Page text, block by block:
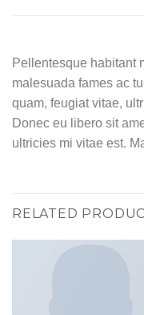
Pellentesque habitant
malesuada fames ac
quam, feugiat vitae,
Donec eu libero sit
ultricies mi vitae est.
RELATED